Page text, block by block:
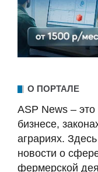
О ПОРТАЛЕ
ASP News –
бизнесе,
аграриях.
новости о
фермерской